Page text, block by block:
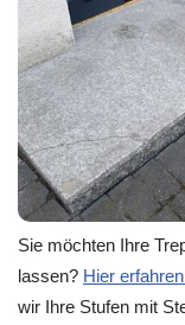
Sie möchten Ihre
lassen? Hier
wir Ihre Stufen mit